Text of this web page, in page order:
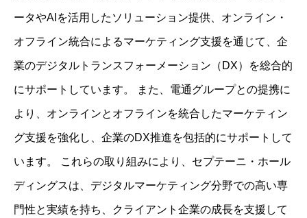
ータやAIを活用したソリューション提供、オンライン・
オフライン統合によるマーケティング支援を通じて、企
業のデジタルトランスフォーメーション（DX）を総合的
にサポートしています。 ​また、電通グループとの提携に
より、オンラインとオフラインを統合したマーケティン
グ支援を強化し、企業のDX推進を包括的にサポートして
います。 ​これらの取り組みにより、セプテーニ・ホール
ディングスは、デジタルマーケティング分野での高い専
門性と実績を持ち、クライアント企業の成長を支援して